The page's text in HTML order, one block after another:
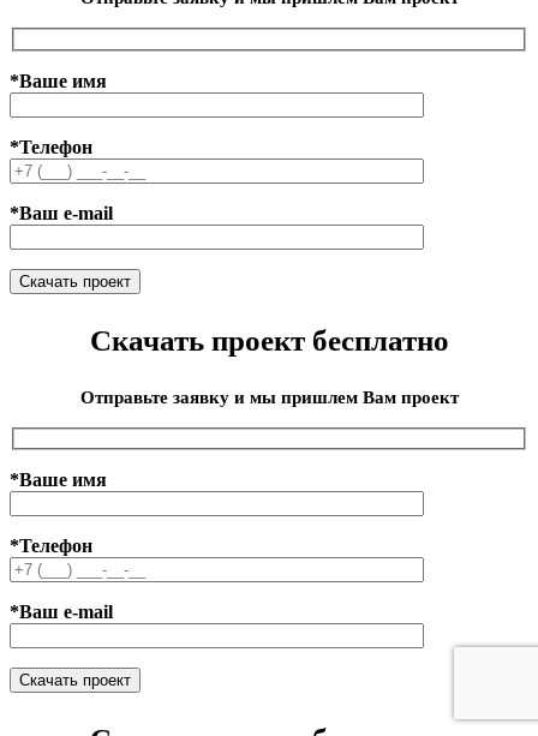
*Ваше имя
*Телефон
*Ваш e-mail
Скачать проект бесплатно
Отправьте заявку и мы пришлем Вам проект
*Ваше имя
*Телефон
*Ваш e-mail